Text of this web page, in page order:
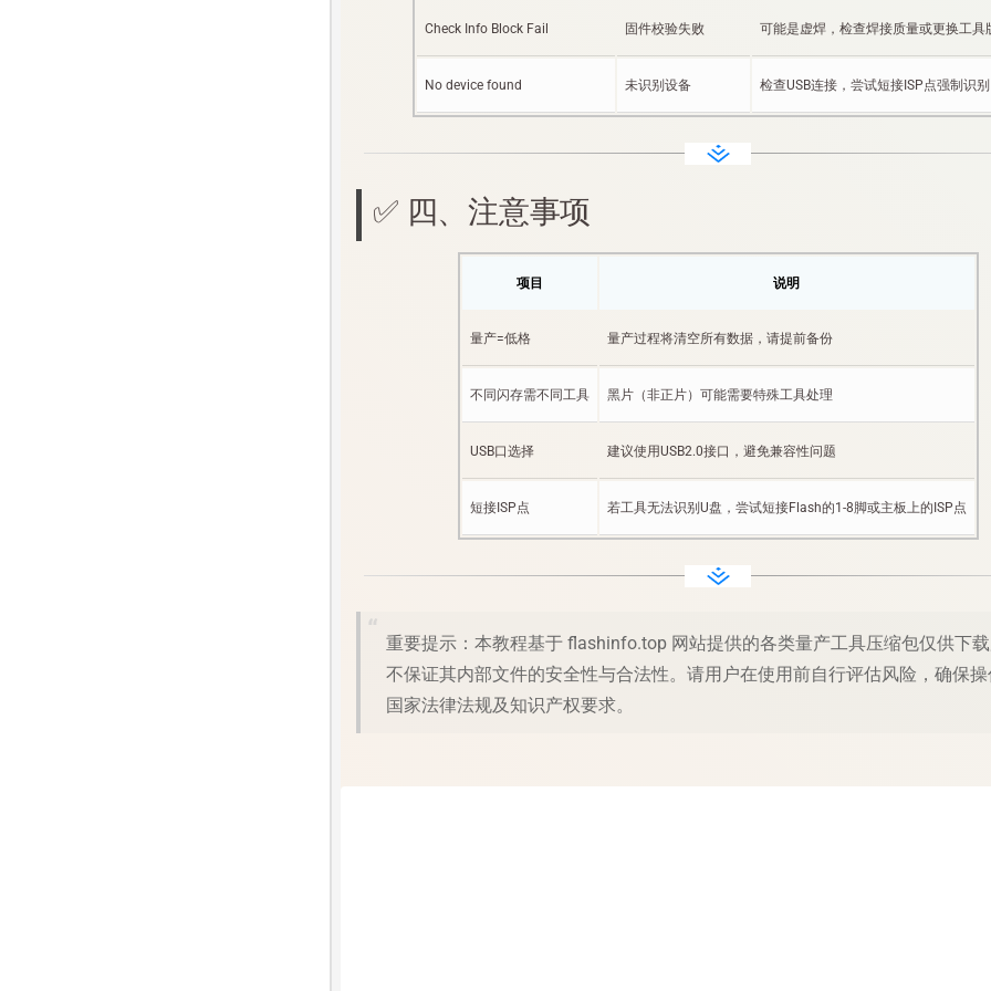
Check Info Block Fail 固件校验失败 可能是虚焊，检查焊接质量或更换工具
No device found 未识别设备 检查USB连接，尝试短接ISP点强制识别
✅ 四、注意事项
项目 说明
量产=低格 量产过程将清空所有数据，请提前备份
不同闪存需不同工具 黑片（非正片）可能需要特殊工具处理
USB口选择 建议使用USB2.0接口，避免兼容性问题
短接ISP点 若工具无法识别U盘，尝试短接Flash的1-8脚或主板上的ISP点
重要提示：本教程基于 flashinfo.top 网站提供的各类量产工具压缩包仅供下载服务，
不保证其内部文件的安全性与合法性。请用户在使用前自行评估风险，确保
国家法律法规及知识产权要求。